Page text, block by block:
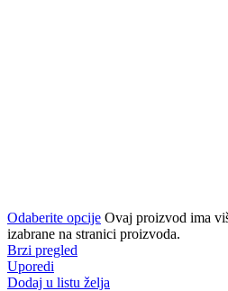
Odaberite opcije Ovaj proizvod ima
izabrane na stranici proizvoda.
Brzi pregled
Uporedi
Dodaj u listu želja